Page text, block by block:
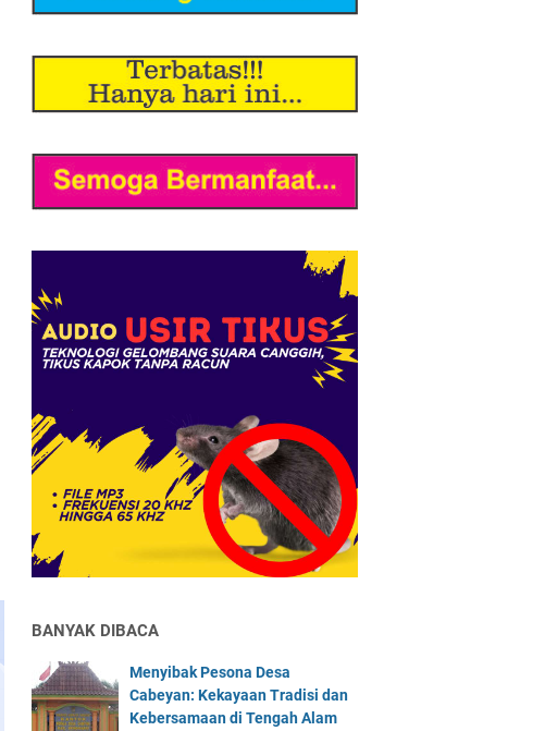
BANYAK DIBACA
Menyibak Pesona Desa
Cabeyan: Kekayaan Tradisi dan
Kebersamaan di Tengah Alam